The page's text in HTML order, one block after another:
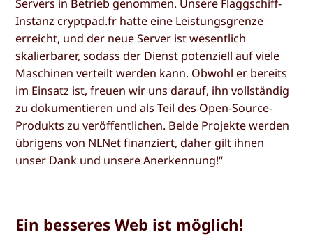
Servers in Betrieb genommen. Unsere Flaggschiff-
Instanz cryptpad.fr hatte eine Leistungsgrenze
erreicht, und der neue Server ist wesentlich
skalierbarer, sodass der Dienst potenziell auf viele
Maschinen verteilt werden kann. Obwohl er bereits
im Einsatz ist, freuen wir uns darauf, ihn vollständig
zu dokumentieren und als Teil des Open-Source-
Produkts zu veröffentlichen. Beide Projekte werden
übrigens von NLNet finanziert, daher gilt ihnen
unser Dank und unsere Anerkennung!“
Ein besseres Web ist möglich!